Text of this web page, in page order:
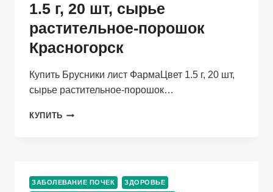
ПРИЕМА
ВНУТРЬ
1.5 г, 20 шт, сырье
растительное-порошок
Красногорск
Купить Брусники лист ФармаЦвет 1.5 г, 20 шт,
сырье растительное-порошок…
КУПИТЬ БРУСНИКИ
20
ШТ,
ЗАБОЛЕВАНИЕ ПОЧЕК ЗДОРОВЬЕ